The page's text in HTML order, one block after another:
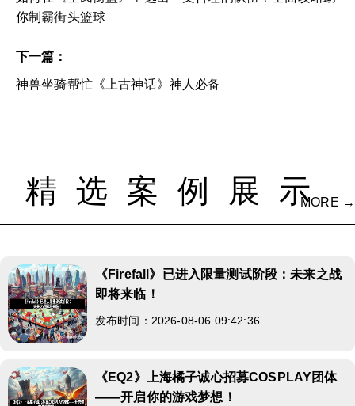
你制霸街头篮球
下一篇：
神兽坐骑帮忙《上古神话》神人必备
精选案例展示MORE →
《Firefall》已进入限量测试阶段：未来之战
即将来临！
发布时间：2026-08-06 09:42:36
《EQ2》上海橘子诚心招募COSPLAY团体
——开启你的游戏梦想！